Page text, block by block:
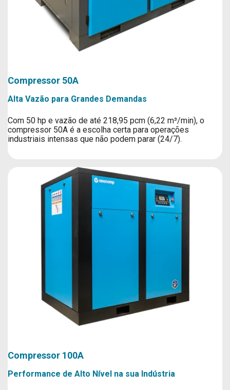
Compressor 50A
Alta Vazão para Grandes Demandas
Com 50 hp e vazão de até 218,95 pcm (6,22 m³/min), o
compressor 50A é a escolha certa para operações
industriais intensas que não podem parar (24/7).
Compressor 100A
Performance de Alto Nível na sua Indústria